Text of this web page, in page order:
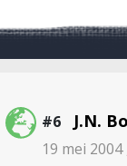
#6 J.N.
19 mei 2004